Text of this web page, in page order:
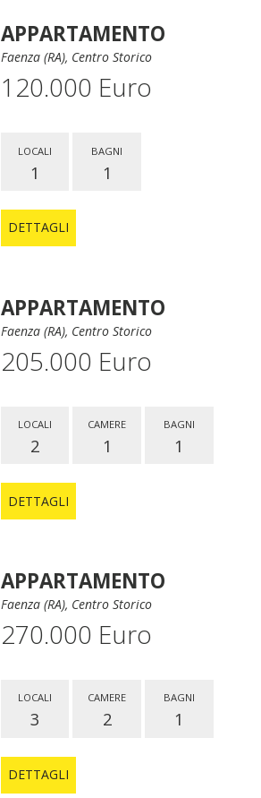
APPARTAMENTO
Faenza (RA), Centro Storico
120.000 Euro
LOCALI
1
BAGNI
1
DETTAGLI
APPARTAMENTO
Faenza (RA), Centro Storico
205.000 Euro
LOCALI
2
CAMERE
1
BAGNI
1
DETTAGLI
APPARTAMENTO
Faenza (RA), Centro Storico
270.000 Euro
LOCALI
3
CAMERE
2
BAGNI
1
DETTAGLI